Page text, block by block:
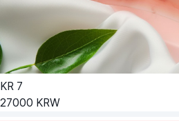
KR 7
27000 KRW